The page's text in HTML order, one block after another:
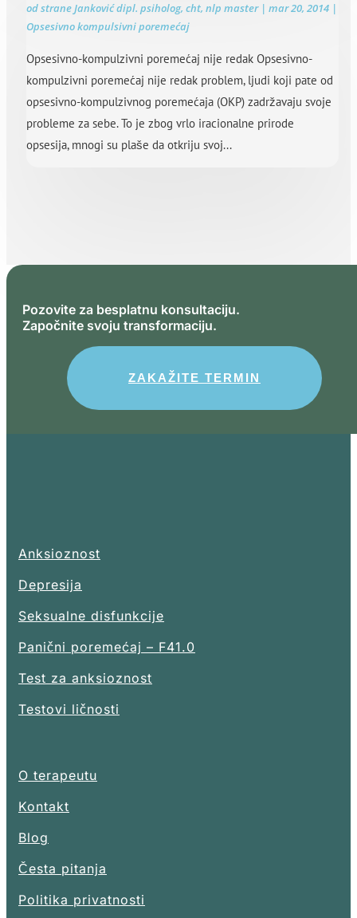
od straneJanković dipl. psiholog, cht, nlp master| mar 20, 2014 |
Opsesivno kompulsivni poremećaj
Opsesivno-kompulzivni poremećaj nije redak Opsesivno-
kompulzivni poremećaj nije redak problem, ljudi koji pate od
opsesivno-kompulzivnog poremećaja (OKP) zadržavaju svoje
probleme za sebe. To je zbog vrlo iracionalne prirode
opsesija, mnogi su plaše da otkriju svoj...
Pozovite za besplatnu konsultaciju.
Započnite svoju transformaciju.
ZAKAŽITE TERMIN
Anksioznost
Depresija
Seksualne disfunkcije
Panični poremećaj – F41.0
Test za anksioznost
Testovi ličnosti
O terapeutu
Kontakt
Blog
Česta pitanja
Politika privatnosti